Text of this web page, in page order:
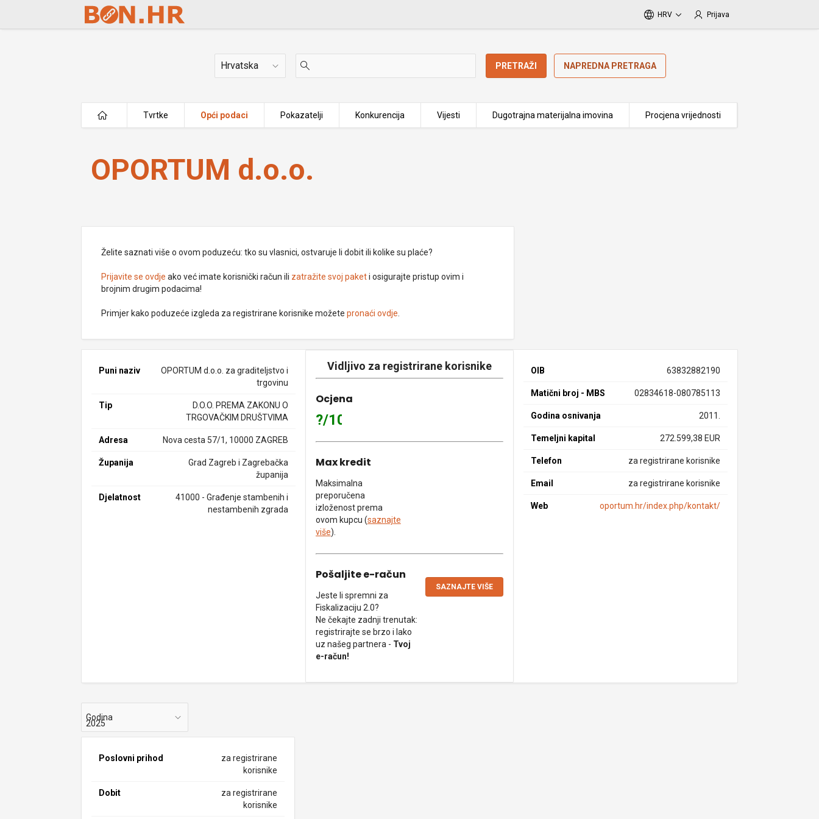
Skip to Main Content
HRV Prijava
Država PRETRAŽI NAPREDNA PRETRAGA
Tvrtke Opći podaci Pokazatelji Konkurencija Vijesti Dugotrajna materijalna imovina Procjena vrijednosti
OPORTUM d.o.o.
OPORTUM d.o.o.
Želite saznati više o ovom poduzeću: tko su vlasnici, ostvaruje li dobit ili kolike su plaće?
Prijavite se ovdje ako već imate korisnički račun ili zatražite svoj paketi osigurajte pristup ovim i
brojnim drugim podacima!
Primjer kako poduzeće izgleda za registrirane korisnike možetepronaći ovdje
Puni naziv
OPORTUM d.o.o. za graditeljstvo i
trgovinu
Tip
D.O.O. PREMA ZAKONU O
TRGOVAČKIM DRUŠTVIMA
Adresa Nova cesta 57/1, 10000 ZAGREB
Županija
Grad Zagreb i Zagrebačka
županija
Djelatnost
41000 - Građenje stambenih i
nestambenih zgrada
Vidljivo za registrirane korisnike
Ocjena
?/10
Max kredit
Maksimalna
preporučena
izloženost prema
ovom kupcu (saznajte
više).
Pošaljite e-račun
Jeste li spremni za
Fiskalizaciju 2.0?
Ne čekajte zadnji trenutak:
registrirajte se brzo i lako
uz našeg partnera - Tvoj
e-račun!
SAZNAJTE VIŠE
OIB 63832882190
Matični broj - MBS 02834618-080785113
Godina osnivanja 2011.
Temeljni kapital 272.599,38 EUR
Telefon za registrirane korisnike
Email za registrirane korisnike
Web oportum.hr/index.php/kontakt/
Godina
Poslovni prihod
za registrirane
korisnike
Dobit
za registrirane
korisnike